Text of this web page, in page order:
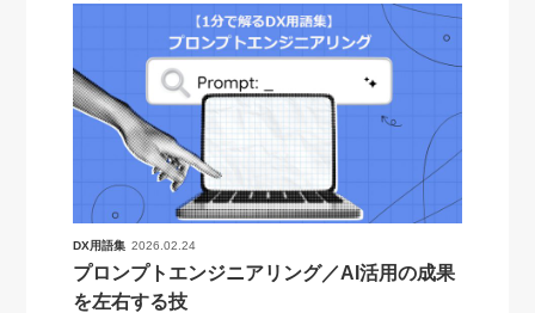
DX用語集 2026.02.24
プロンプトエンジニアリング／AI活用の成果
を左右する技